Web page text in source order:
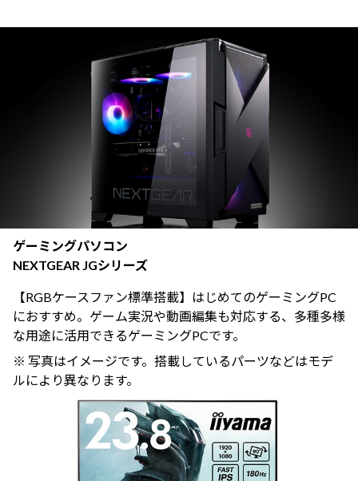
ゲーミングパソコン
NEXTGEAR JGシリーズ
【RGBケースファン標準搭載】はじめてのゲーミングPC
におすすめ。ゲーム実況や動画編集も対応する、多種多様
な用途に活用できるゲーミングPCです。
※ 写真はイメージです。搭載しているパーツなどはモデ
ルにより異なります。